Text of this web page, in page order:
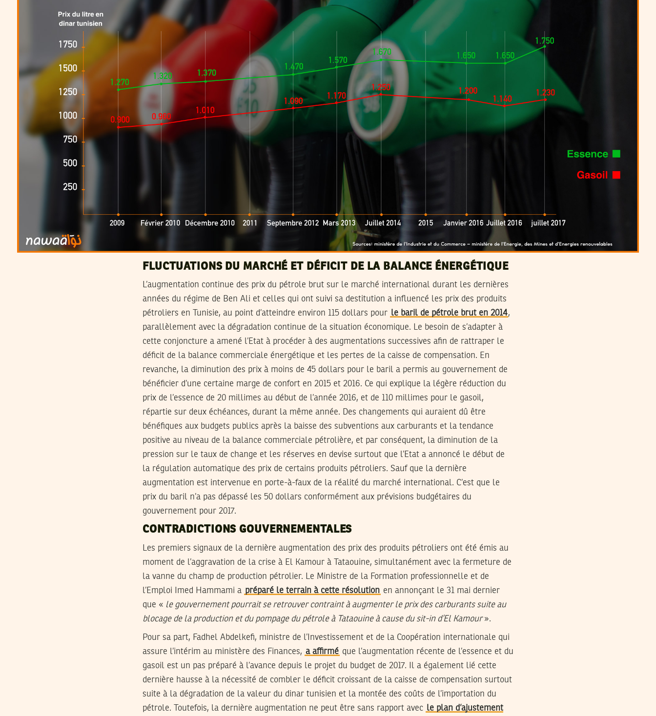
FLUCTUATIONS DU MARCHÉ ET DÉFICIT DE LA BALANCE ÉNERGÉTIQUE
L’augmentation continue des prix du pétrole brut sur le marché international durant les dernières
années du régime de Ben Ali et celles qui ont suivi sa destitution a influencé les prix des produits
pétroliers en Tunisie, au point d’atteindre environ 115 dollars pour le baril de pétrole brut en 2014,
parallèlement avec la dégradation continue de la situation économique. Le besoin de s’adapter à
cette conjoncture a amené l’Etat à procéder à des augmentations successives afin de rattraper le
déficit de la balance commerciale énergétique et les pertes de la caisse de compensation. En
revanche, la diminution des prix à moins de 45 dollars pour le baril a permis au gouvernement de
bénéficier d’une certaine marge de confort en 2015 et 2016. Ce qui explique la légère réduction du
prix de l’essence de 20 millimes au début de l’année 2016, et de 110 millimes pour le gasoil,
répartie sur deux échéances, durant la même année. Des changements qui auraient dû être
bénéfiques aux budgets publics après la baisse des subventions aux carburants et la tendance
positive au niveau de la balance commerciale pétrolière, et par conséquent, la diminution de la
pression sur le taux de change et les réserves en devise surtout que l’Etat a annoncé le début de
la régulation automatique des prix de certains produits pétroliers. Sauf que la dernière
augmentation est intervenue en porte-à-faux de la réalité du marché international. C’est que le
prix du baril n’a pas dépassé les 50 dollars conformément aux prévisions budgétaires du
gouvernement pour 2017.
CONTRADICTIONS GOUVERNEMENTALES
Les premiers signaux de la dernière augmentation des prix des produits pétroliers ont été émis au
moment de l’aggravation de la crise à El Kamour à Tataouine, simultanément avec la fermeture de
la vanne du champ de production pétrolier. Le Ministre de la Formation professionnelle et de
l’Emploi Imed Hammami a préparé le terrain à cette résolution en annonçant le 31 mai dernier
que « le gouvernement pourrait se retrouver contraint à augmenter le prix des carburants suite au
blocage de la production et du pompage du pétrole à Tataouine à cause du sit-in d’El Kamour».
Pour sa part, Fadhel Abdelkefi, ministre de l’Investissement et de la Coopération internationale qui
assure l’intérim au ministère des Finances, a affirmé que l’augmentation récente de l’essence et du
gasoil est un pas préparé à l’avance depuis le projet du budget de 2017. Il a également lié cette
dernière hausse à la nécessité de combler le déficit croissant de la caisse de compensation surtout
suite à la dégradation de la valeur du dinar tunisien et la montée des coûts de l’importation du
pétrole. Toutefois, la dernière augmentation ne peut être sans rapport avec le plan d’ajustement